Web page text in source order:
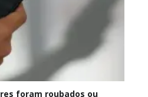
foram roubados ou